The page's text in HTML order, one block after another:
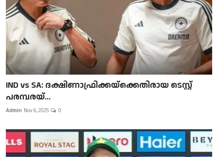
IND vs SA: ദക്ഷിണാഫ്രിക്കയ്‌ക്കെതിരായ ടെസ്റ്റ്
പരമ്പരയ്...
Admin Nov 6, 2025 0